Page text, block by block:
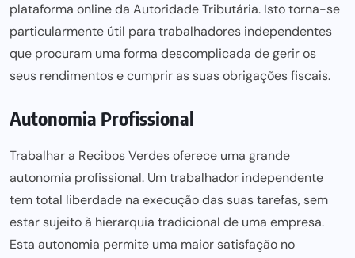
plataforma online da Autoridade Tributária. Isto torna-se
particularmente útil para trabalhadores independentes
que procuram uma forma descomplicada de gerir os
seus rendimentos e cumprir as suas obrigações fiscais.
Autonomia Profissional
Trabalhar a Recibos Verdes oferece uma grande
autonomia profissional. Um trabalhador independente
tem total liberdade na execução das suas tarefas, sem
estar sujeito à hierarquia tradicional de uma empresa.
Esta autonomia permite uma maior satisfação no